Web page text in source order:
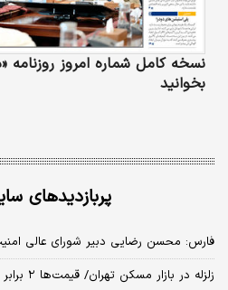
نسخه کامل شماره امروز روزنامه
بخوانید
پربازدیدهای
فارس: محسن رضایی دبیر شورای عالی
زلزله در بازار مسکن تهران/ قیمت‌ها ۲ برابر شد، خریدار ناپدید شد